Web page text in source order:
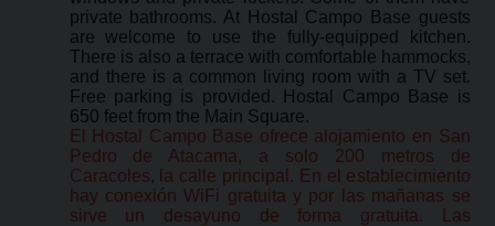
private bathrooms. At Hostal Campo Base guests
are welcome to use the fully-equipped kitchen.
There is also a terrace with comfortable hammocks,
and there is a common living room with a TV set.
Free parking is provided. Hostal Campo Base is
650 feet from the Main Square.
El Hostal Campo Base ofrece alojamiento en San
Pedro de Atacama, a solo 200 metros de
Caracoles, la calle principal. En el establecimiento
hay conexión WiFi gratuita y por las mañanas se
sirve un desayuno de forma gratuita. Las